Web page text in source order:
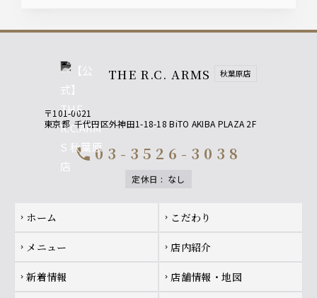
THE R.C. ARMS 秋葉原店
〒101-0021
東京都 千代田区外神田1-18-18 BiTO AKIBA PLAZA 2F
call 03-3526-3038
定休日 : なし
Footer navigation
chevron_right ホーム chevron_right こだわり
chevron_right メニュー chevron_right 店内紹介
chevron_right 新着情報 chevron_right 店舗情報・地図